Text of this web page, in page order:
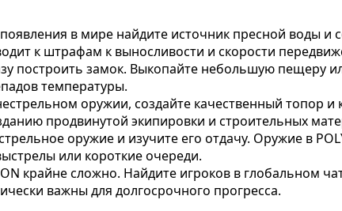
в мире найдите источник пресной воды
к штрафам к выносливости и скорости
построить замок. Выкопайте небольшую пещеру
температуры.
оружии, создайте качественный топор
продвинутой экипировки и строительных
оружие и изучите его отдачу. Оружие в
или короткие очереди.
крайне сложно. Найдите игроков в глобальном
важны для долгосрочного прогресса.